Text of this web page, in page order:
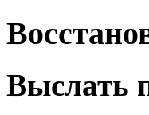
Выслать